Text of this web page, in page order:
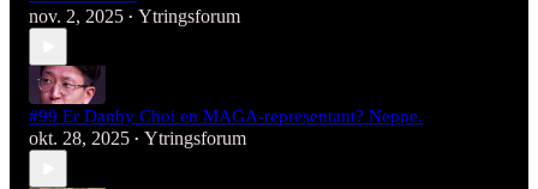
nov. 2, 2025 • Ytringsforum
#99 Er Danby Choi en MAGA-representant? Neppe.
okt. 28, 2025 • Ytringsforum